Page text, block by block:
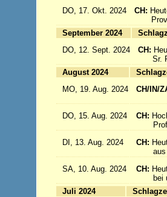
DO, 17. Okt. 2024 CH:
September 2024
DO, 12. Sept. 2024
CH:
Sr.
August 2024
MO, 19. Aug. 2024
CH/IN/
DO, 15. Aug. 2024
CH:
DI, 13. Aug. 2024
CH:
aus
SA, 10. Aug. 2024
CH:
bei
Juli 2024